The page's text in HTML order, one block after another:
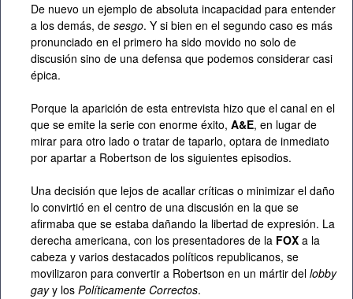
De nuevo un ejemplo de absoluta incapacidad para entender
a los demás, de sesgo. Y si bien en el segundo caso es más
pronunciado en el primero ha sido movido no solo de
discusión sino de una defensa que podemos considerar casi
épica.
Porque la aparición de esta entrevista hizo que el canal en el
que se emite la serie con enorme éxito, A&E, en lugar de
mirar para otro lado o tratar de taparlo, optara de inmediato
por apartar a Robertson de los siguientes episodios.
Una decisión que lejos de acallar críticas o minimizar el daño
lo convirtió en el centro de una discusión en la que se
afirmaba que se estaba dañando la libertad de expresión. La
derecha americana, con los presentadores de la FOX a la
cabeza y varios destacados políticos republicanos, se
movilizaron para convertir a Robertson en un mártir del lobby
gayy los Políticamente Correctos.